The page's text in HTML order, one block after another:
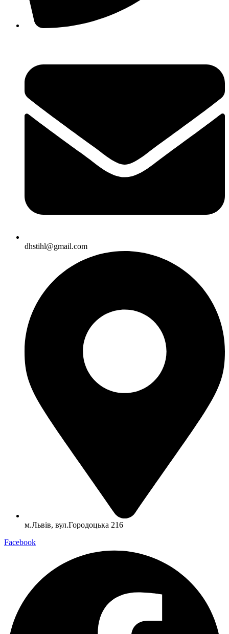
dhstihl@gmail.com
м.Львів, вул.Городоцька 216
Facebook